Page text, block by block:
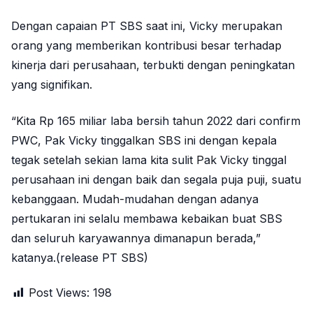
Dengan capaian PT SBS saat ini, Vicky merupakan
orang yang memberikan kontribusi besar terhadap
kinerja dari perusahaan, terbukti dengan peningkatan
yang signifikan.
“Kita Rp 165 miliar laba bersih tahun 2022 dari confirm
PWC, Pak Vicky tinggalkan SBS ini dengan kepala
tegak setelah sekian lama kita sulit Pak Vicky tinggal
perusahaan ini dengan baik dan segala puja puji, suatu
kebanggaan. Mudah-mudahan dengan adanya
pertukaran ini selalu membawa kebaikan buat SBS
dan seluruh karyawannya dimanapun berada,”
katanya.(release PT SBS)
Post Views: 198